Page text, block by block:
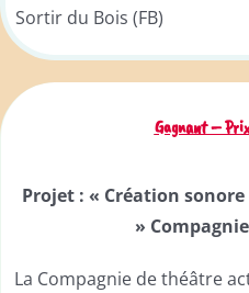
Sortir du Bois (FB)
Gagnant –
Projet : « Création
»
La Compagnie de théâtre